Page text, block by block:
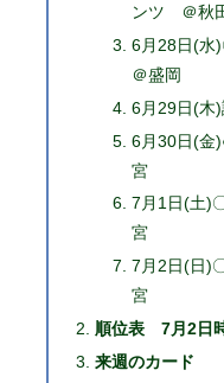
ンツ ＠秋
6月28日(
＠盛岡
6月29日(木)
6月30日(
宮
7月1日(土
宮
7月2日(日
宮
順位表 7月2日
来週のカード